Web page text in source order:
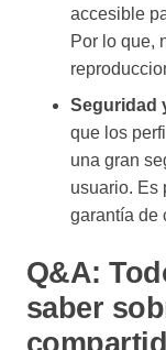
accesible
Por lo que,
Seguridad
que los
una gran
usuario. Es
garantía de
Q&A:
saber